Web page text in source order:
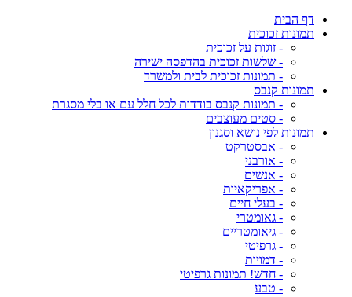
דף הבית
תמונות זכוכית
- זוגות על זכוכית
- שלשות זכוכית בהדפסה ישירה
- תמונות זכוכית לבית ולמשרד
תמונות קנבס
- תמונות קנבס בודדות לכל חלל עם או בלי מסגרת
- סטים מעוצבים
תמונות לפי נושא וסגנון
- אבסטרקט
- אורבני
- אנשים
- אפריקאיות
- בעלי חיים
- גאומטרי
- גיאומטריים
- גרפיטי
- דמויות
- חדש! תמונות גרפיטי
- טבע